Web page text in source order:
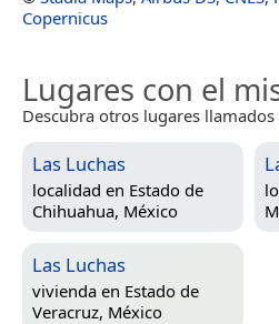
Copernicus
Lugares con el
Descubra otros lugares llamados
Las Luchas
localidad en Estado de
Chihuahua, México
Las Luchas
vivienda en Estado de
Veracruz, México